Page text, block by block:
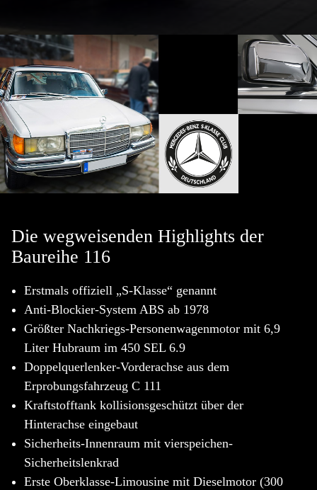
Die wegweisenden Highlights der
Baureihe 116
Erstmals offiziell „S-Klasse“ genannt
Anti-Blockier-System ABS ab 1978
Größter Nachkriegs-Personenwagenmotor mit 6,9
Liter Hubraum im 450 SEL 6.9
Doppelquerlenker-Vorderachse aus dem
Erprobungsfahrzeug C 111
Kraftstofftank kollisionsgeschützt über der
Hinterachse eingebaut
Sicherheits-Innenraum mit vierspeichen-
Sicherheitslenkrad
Erste Oberklasse-Limousine mit Dieselmotor (300